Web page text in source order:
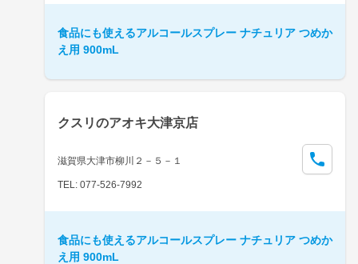
食品にも使えるアルコールスプレー ナチュリア つめか
え用 900mL
クスリのアオキ大津京店
滋賀県大津市柳川２－５－１
TEL: 077-526-7992
食品にも使えるアルコールスプレー ナチュリア つめか
え用 900mL